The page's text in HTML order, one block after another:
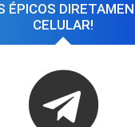
ÉPICOS
CELULAR!